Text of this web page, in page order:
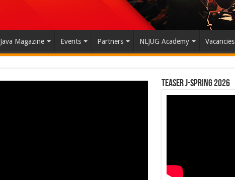
Java Magazine Events Partners NLJUG Academy Vacancies
Teaser J-Spring 2026